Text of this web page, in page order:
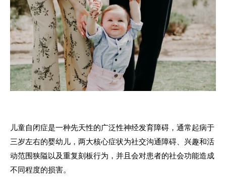
儿童自闭症是一种先天性的广泛性神经发育障碍，通常起病于
三岁左右的婴幼儿，两大核心症状为社交沟通障碍、兴趣和活
动范围狭隘以及重复刻板行为，并且会对患者的社会功能造成
不同程度的损害。